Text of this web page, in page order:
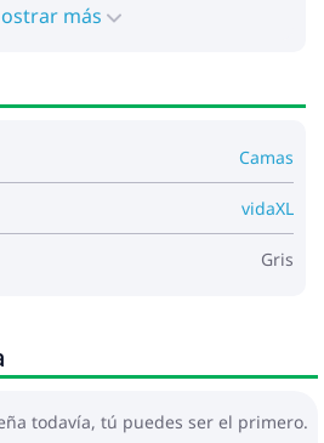
cama con cabecero:
(100% poliéster), madera
grueso
Sí
(100% poliéster)
x 200 x 20 cm (ancho x largo x
topper:
más
Camas
vidaXL
Gris
todavía, tú puedes ser el primero.